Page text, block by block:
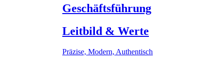
Geschäftsführung
Leitbild & Werte
Präzise, Modern, Authentisch